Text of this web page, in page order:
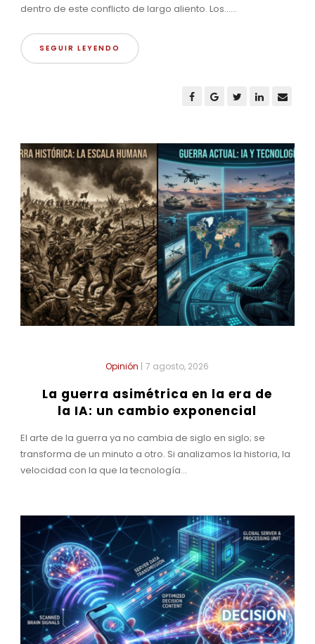
dentro de este conflicto de largo aliento. Los......
SEGUIR LEYENDO
Opinión | 7 agosto, 2026
La guerra asimétrica en la era de
la IA: un cambio exponencial
El arte de la guerra ya no cambia de siglo en siglo; se
transforma de un minuto a otro. Si analizamos la historia, la
velocidad con la que la tecnología...